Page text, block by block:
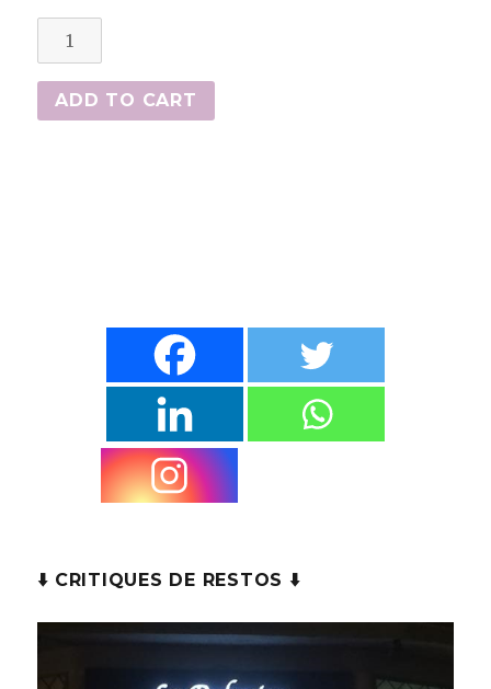
Boissons
quantity
ADD TO CART
⬇️ CRITIQUES DE RESTOS ⬇️